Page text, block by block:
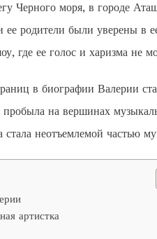
Черного моря, в городе
ее родители были уверены в
где ее голос и харизма не
в биографии Валерии
на вершинах
стала неотъемлемой частью
артистка